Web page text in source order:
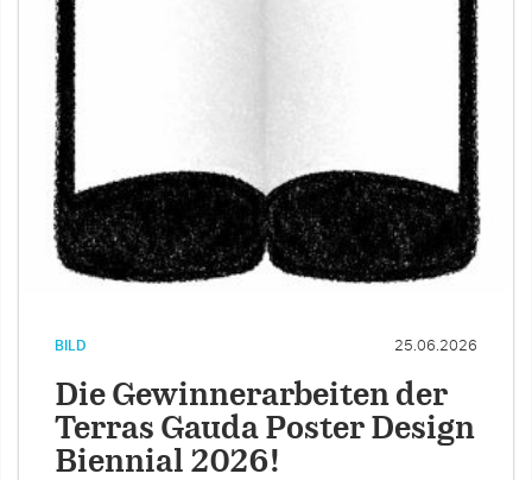
BILD 25.06.2026
Die Gewinnerarbeiten der
Terras Gauda Poster Design
Biennial 2026!